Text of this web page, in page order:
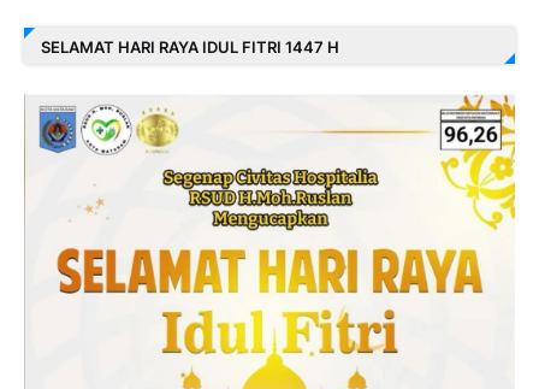
SELAMAT HARI RAYA IDUL FITRI 1447 H